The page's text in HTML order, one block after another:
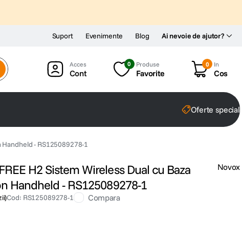
Ai nevoie de ajutor?
Suport Evenimente Blog
Cont
0 Produse
Favorite
0 In
Cos
Oferte
- RS125089278-1
H2 Sistem Wireless Dual cu Baza
Handheld - RS125089278-1
)Cod: RS125089278-1 Compara
Novox